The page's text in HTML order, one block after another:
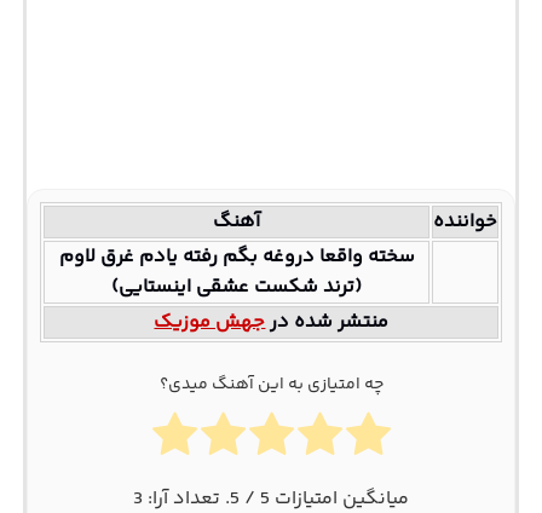
خواننده
آهنگ
سخته واقعا دروغه بگم رفته یادم غرق لاوم
(ترند شکست عشقی اینستایی)
منتشر شده درجهش موزیک
چه امتیازی به این آهنگ میدی؟
میانگین امتیازات 5 / 5. تعداد آرا: 3